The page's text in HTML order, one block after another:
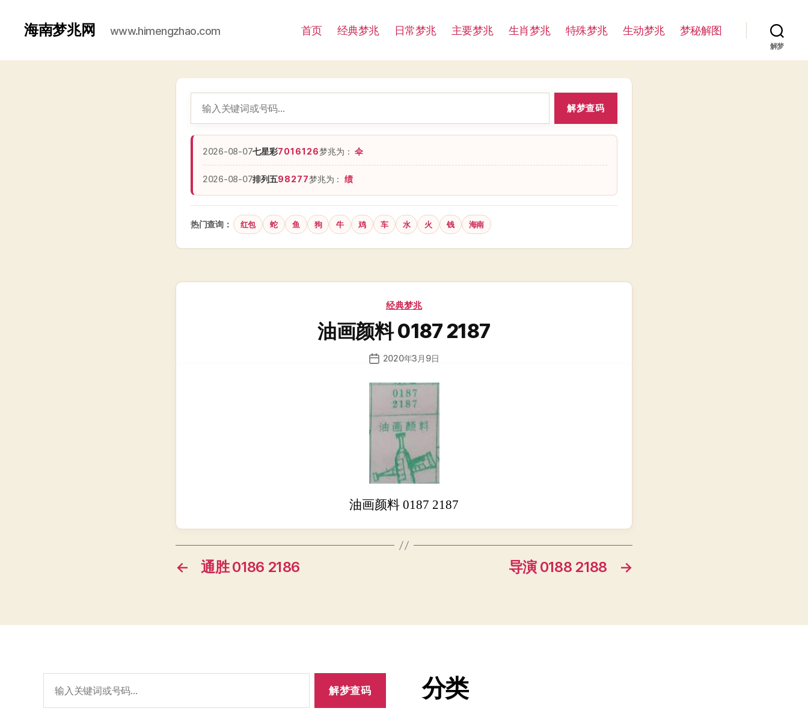
海南梦兆网 www.himengzhao.com 首页 经典梦兆 日常梦兆 主要梦兆 生肖梦兆 特殊梦兆 生动梦兆 梦秘解图
解梦
解梦查码
2026-08-07七星彩7016126梦兆为：伞
2026-08-07排列五98277梦兆为： 绩
热门查询： 红包 蛇 鱼 狗 牛 鸡 车 水 火 钱 海南
分
经典梦兆
油画颜料 0187 2187
发
日
2020年3月9日
油画颜料 0187 2187
← 通胜 0186 2186 →
导演 0188 2188
索：
分类